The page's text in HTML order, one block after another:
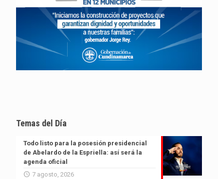
Temas del Día
Todo listo para la posesión presidencial
de Abelardo de la Espriella: así será la
agenda oficial
7 agosto, 2026